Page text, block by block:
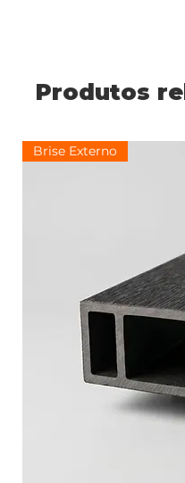
Produtos
Brise Externo